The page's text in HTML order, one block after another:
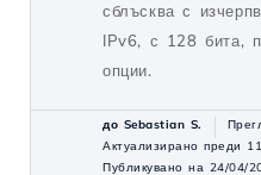
сблъсква с
IPv6, с 128 бита,
опции.
до Sebastian S.
Актуализирано преди
Публикувано на 24/04/